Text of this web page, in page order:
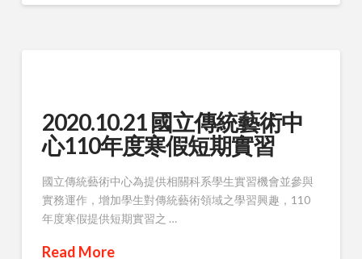
2020.10.21 國立傳統藝術中
心110年度寒假短期實習
國立傳統藝術中心為提供相關科系學生實習機會並參與
實務運作，增加學生對傳統藝術領域之學習興趣，110
年度寒假提供短期實習之 …
Read More